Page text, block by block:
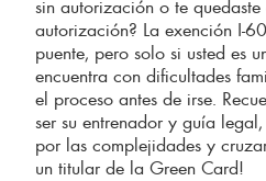
sin autorización o te quedaste
autorización? La exención I-
puente, pero solo si usted es
encuentra con dificultades
el proceso antes de irse.
ser su entrenador y guía
por las complejidades y
un titular de la Green Card!